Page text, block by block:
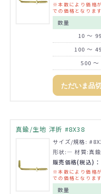
※本数により価格
での価格となります
数量
10 ～ 99
100 ～
500 ～
ただいま品
真鍮/生地 洋折 #8X38
サイズ/規格:
形状:― 材質:真鍮
販売価格(税込)
※本数により価格
での価格となります
数量